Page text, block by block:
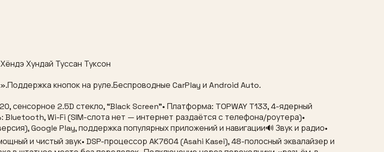
Хундай Туссан Туксон
кнопок на руле.Беспроводные CarPlay и Android Auto.
сенсорное 2.5D стекло, “Black Screen”• Платформа: TOPWAY T133, 4-ядерный
Bluetooth, Wi-Fi (SIM-слота нет — интернет раздаётся с телефона/роутера)•
Google Play, поддержка популярных приложений и навигации🔊 Звук и радио•
и чистый звук• DSP-процессор AK7604 (Asahi Kasei), 48-полосный эквалайзер и